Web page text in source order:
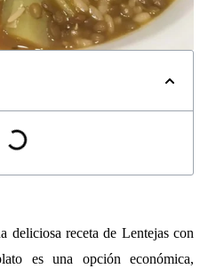
deliciosa receta de Lentejas con
es una opción económica,